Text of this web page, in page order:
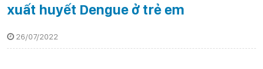
xuất huyết Dengue ở trẻ em
26/07/2022